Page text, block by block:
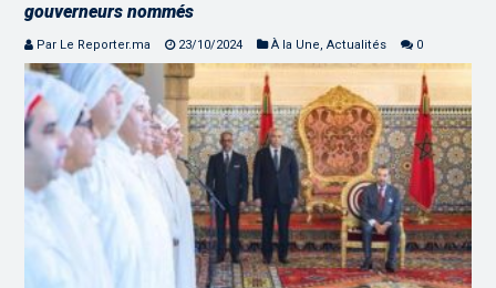
gouverneurs nommés
Par Le Reporter.ma 23/10/2024 À la Une,Actualités 0